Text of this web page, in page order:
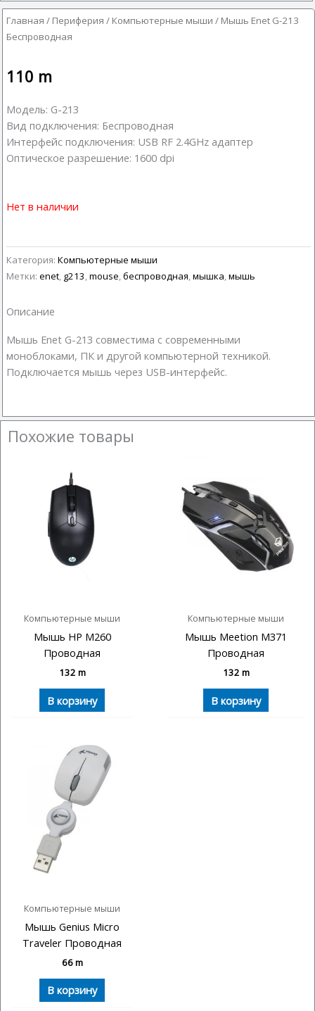
Главная / Периферия / Компьютерные мыши / Мышь Enet G-213
Беспроводная
110 m
Модель: G-213
Вид подключения: Беспроводная
Интерфейс подключения: USB RF 2.4GHz адаптер
Оптическое разрешение: 1600 dpi
Нет в наличии
Категория: Компьютерные мыши
Метки: enet, g213,mouse,беспроводная,мышка,мышь
Описание
Мышь Enet G-213 совместима с современными
моноблоками, ПК и другой компьютерной техникой.
Подключается мышь через USB-интерфейс.
Похожие товары
Компьютерные мыши
Мышь HP M260
Проводная
132 m
В корзину
Компьютерные мыши
Мышь Meetion M371
Проводная
132 m
В корзину
Компьютерные мыши
Мышь Genius Micro
Traveler Проводная
66m
В корзину